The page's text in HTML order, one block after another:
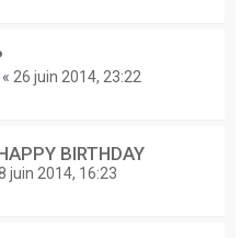
« 26 juin 2014, 23:22
BIRTHDAY
juin 2014, 16:23